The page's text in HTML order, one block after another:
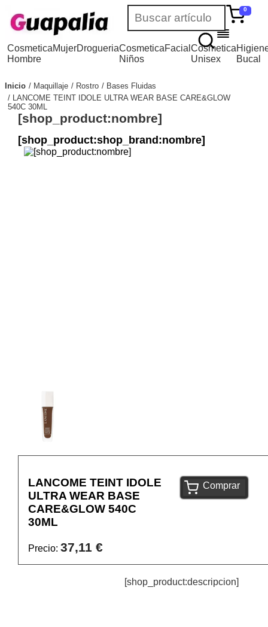
0
Cosmetica
Hombre
MujerDrogueriaCosmetica
Niños
FacialCosmetica
Unisex
Bucal
Inicio Maquillaje Rostro
Bases Fluidas
LANCOME TEINT IDOLE ULTRA WEAR BASE CARE&GLOW
540C 30ML
[shop_product:nombre]
[shop_product:shop_brand:nombre]
LANCOME TEINT IDOLE
ULTRA WEAR BASE
CARE&GLOW 540C
30ML
Precio: 37,11 €
Comprar
[shop_product:descripcion]